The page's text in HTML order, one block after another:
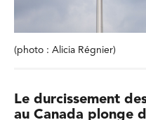
(photo : Alicia Régnier)
Le durcissement
au Canada plonge